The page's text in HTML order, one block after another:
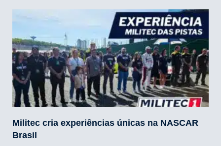
Militec cria experiências únicas na NASCAR
Brasil